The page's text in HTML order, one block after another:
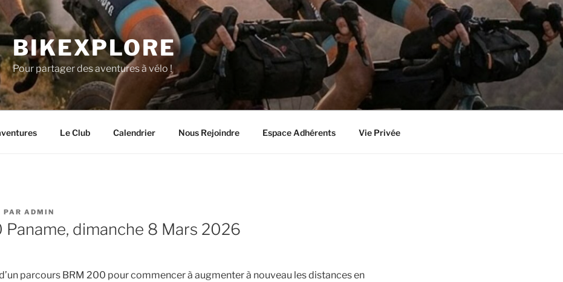
BIKEXPLORE
Pour partager des aventures à vélo !
Le Club Calendrier Nous Rejoindre Espace Adhérents Vie Privée
PAR ADMIN
Paname, dimanche 8 Mars 2026
parcours BRM 200 pour commencer à augmenter à nouveau les distances en